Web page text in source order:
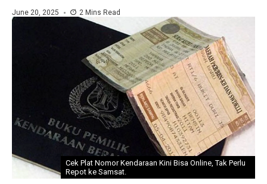
June 20, 2025 2 Mins Read
Cek Plat Nomor Kendaraan Kini Bisa Online, Tak Perlu
Repot ke Samsat.